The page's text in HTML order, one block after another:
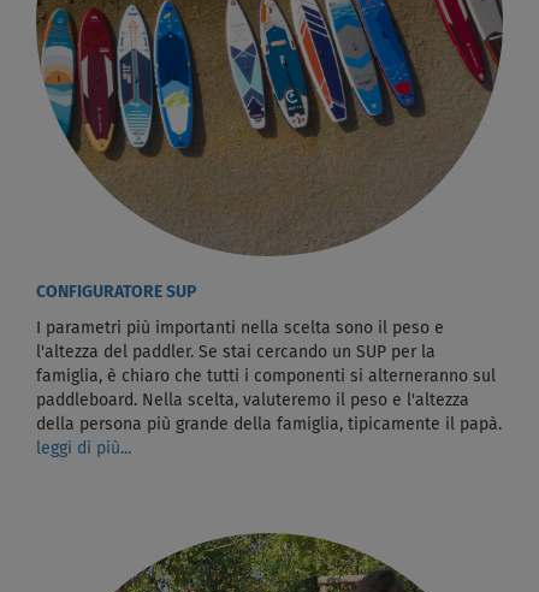
CONFIGURATORE SUP
I parametri più importanti nella scelta sono il peso e
l'altezza del paddler. Se stai cercando un SUP per la
famiglia, è chiaro che tutti i componenti si alterneranno sul
paddleboard. Nella scelta, valuteremo il peso e l'altezza
della persona più grande della famiglia, tipicamente il papà.
leggi di più...